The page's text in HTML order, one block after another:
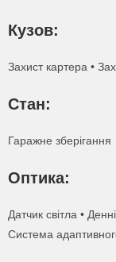
Кузов:
Захист картера •
Стан:
Гаражне зберігання
Оптика:
Датчик світла •
Система